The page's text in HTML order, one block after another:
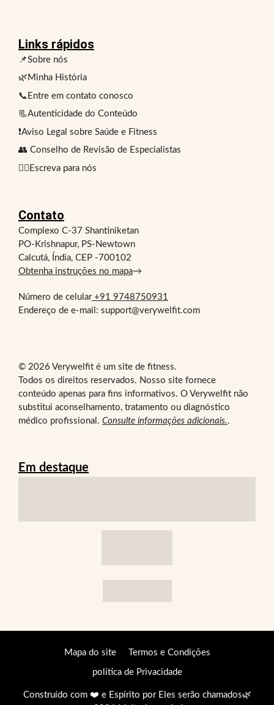
Links rápidos
📌Sobre nós
🌿Minha História
📞Entre em contato conosco
📃Autenticidade do Conteúdo
❗Aviso Legal sobre Saúde e Fitness
👥 Conselho de Revisão de Especialistas
✍🏻Escreva para nós
Contato
Complexo C-37 Shantiniketan
PO-Krishnapur, PS-Newtown
Calcutá, Índia, CEP -700102
Obtenha instruções no mapa→
Número de celular+91 9748750931
Endereço de e-mail: support@verywelfit.com
© 2026 Verywelfit é um site de fitness.
Todos os direitos reservados. Nosso site fornece
conteúdo apenas para fins informativos. O Verywelfit não
substitui aconselhamento, tratamento ou diagnóstico
médico profissional. Consulte informações adicionais. .
Em destaque
Mapa do site Termos e Condições
política de Privacidade
Construído com ❤️ e Espírito por Eles serão chamados🌿